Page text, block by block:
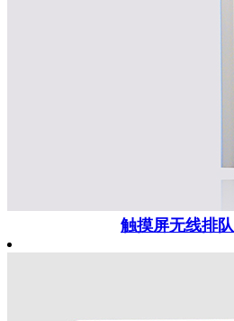
触摸屏无线排